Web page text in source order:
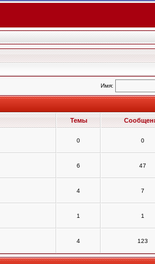
Имя:
Темы
0 0
6 47
4 7
1 1
4 123